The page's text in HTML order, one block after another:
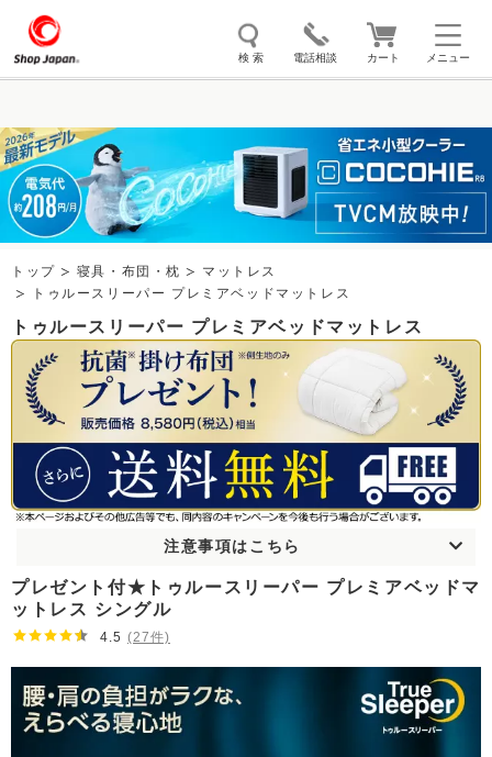
メニュー
検 索 電話相談 カート
トゥルースリーパー ここひえ 枕
掃除機 クッキングプロ 補聴器 マイキュット
エアコン オーラルスマイル
トップ 寝具・布団・枕
マットレス
トゥルースリーパー プレミアベッドマットレス
トゥルースリーパー プレミアベッドマットレス
注意事項はこちら
プレゼント付★トゥルースリーパー プレミアベッドマ
ットレス シングル
4.5 (27件)